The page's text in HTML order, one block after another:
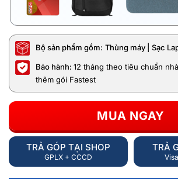
Bộ sản phẩm gồm: Thùng máy | Sạc
Bảo hành: 12 tháng theo tiêu chuẩn
thêm gói Fastest
MUA NGAY
TRẢ GÓP TẠI SHOP
GPLX + CCCD
TRẢ